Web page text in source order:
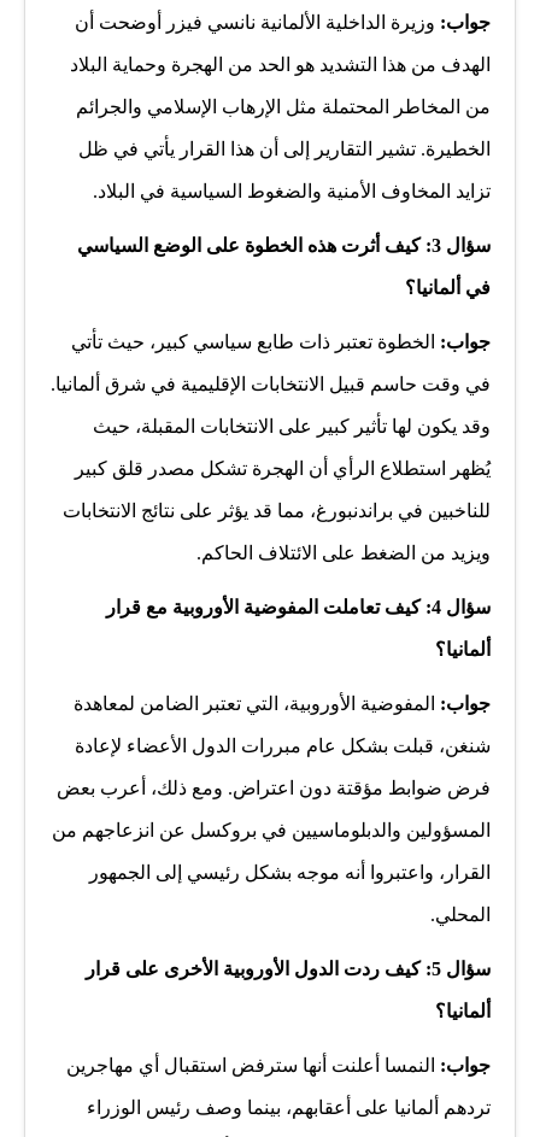
جواب: وزيرة الداخلية الألمانية نانسي فيزر أوضحت أن
الهدف من هذا التشديد هو الحد من الهجرة وحماية البلاد
من المخاطر المحتملة مثل الإرهاب الإسلامي والجرائم
الخطيرة. تشير التقارير إلى أن هذا القرار يأتي في ظل
تزايد المخاوف الأمنية والضغوط السياسية في البلاد.
سؤال 3: كيف أثرت هذه الخطوة على الوضع السياسي
في ألمانيا؟
جواب: الخطوة تعتبر ذات طابع سياسي كبير، حيث تأتي
في وقت حاسم قبيل الانتخابات الإقليمية في شرق ألمانيا.
وقد يكون لها تأثير كبير على الانتخابات المقبلة، حيث
يُظهر استطلاع الرأي أن الهجرة تشكل مصدر قلق كبير
للناخبين في براندنبورغ، مما قد يؤثر على نتائج الانتخابات
ويزيد من الضغط على الائتلاف الحاكم.
سؤال 4: كيف تعاملت المفوضية الأوروبية مع قرار
ألمانيا؟
جواب: المفوضية الأوروبية، التي تعتبر الضامن لمعاهدة
شنغن، قبلت بشكل عام مبررات الدول الأعضاء لإعادة
فرض ضوابط مؤقتة دون اعتراض. ومع ذلك، أعرب بعض
المسؤولين والدبلوماسيين في بروكسل عن انزعاجهم من
القرار، واعتبروا أنه موجه بشكل رئيسي إلى الجمهور
المحلي.
سؤال 5: كيف ردت الدول الأوروبية الأخرى على قرار
ألمانيا؟
جواب: النمسا أعلنت أنها سترفض استقبال أي مهاجرين
تردهم ألمانيا على أعقابهم، بينما وصف رئيس الوزراء